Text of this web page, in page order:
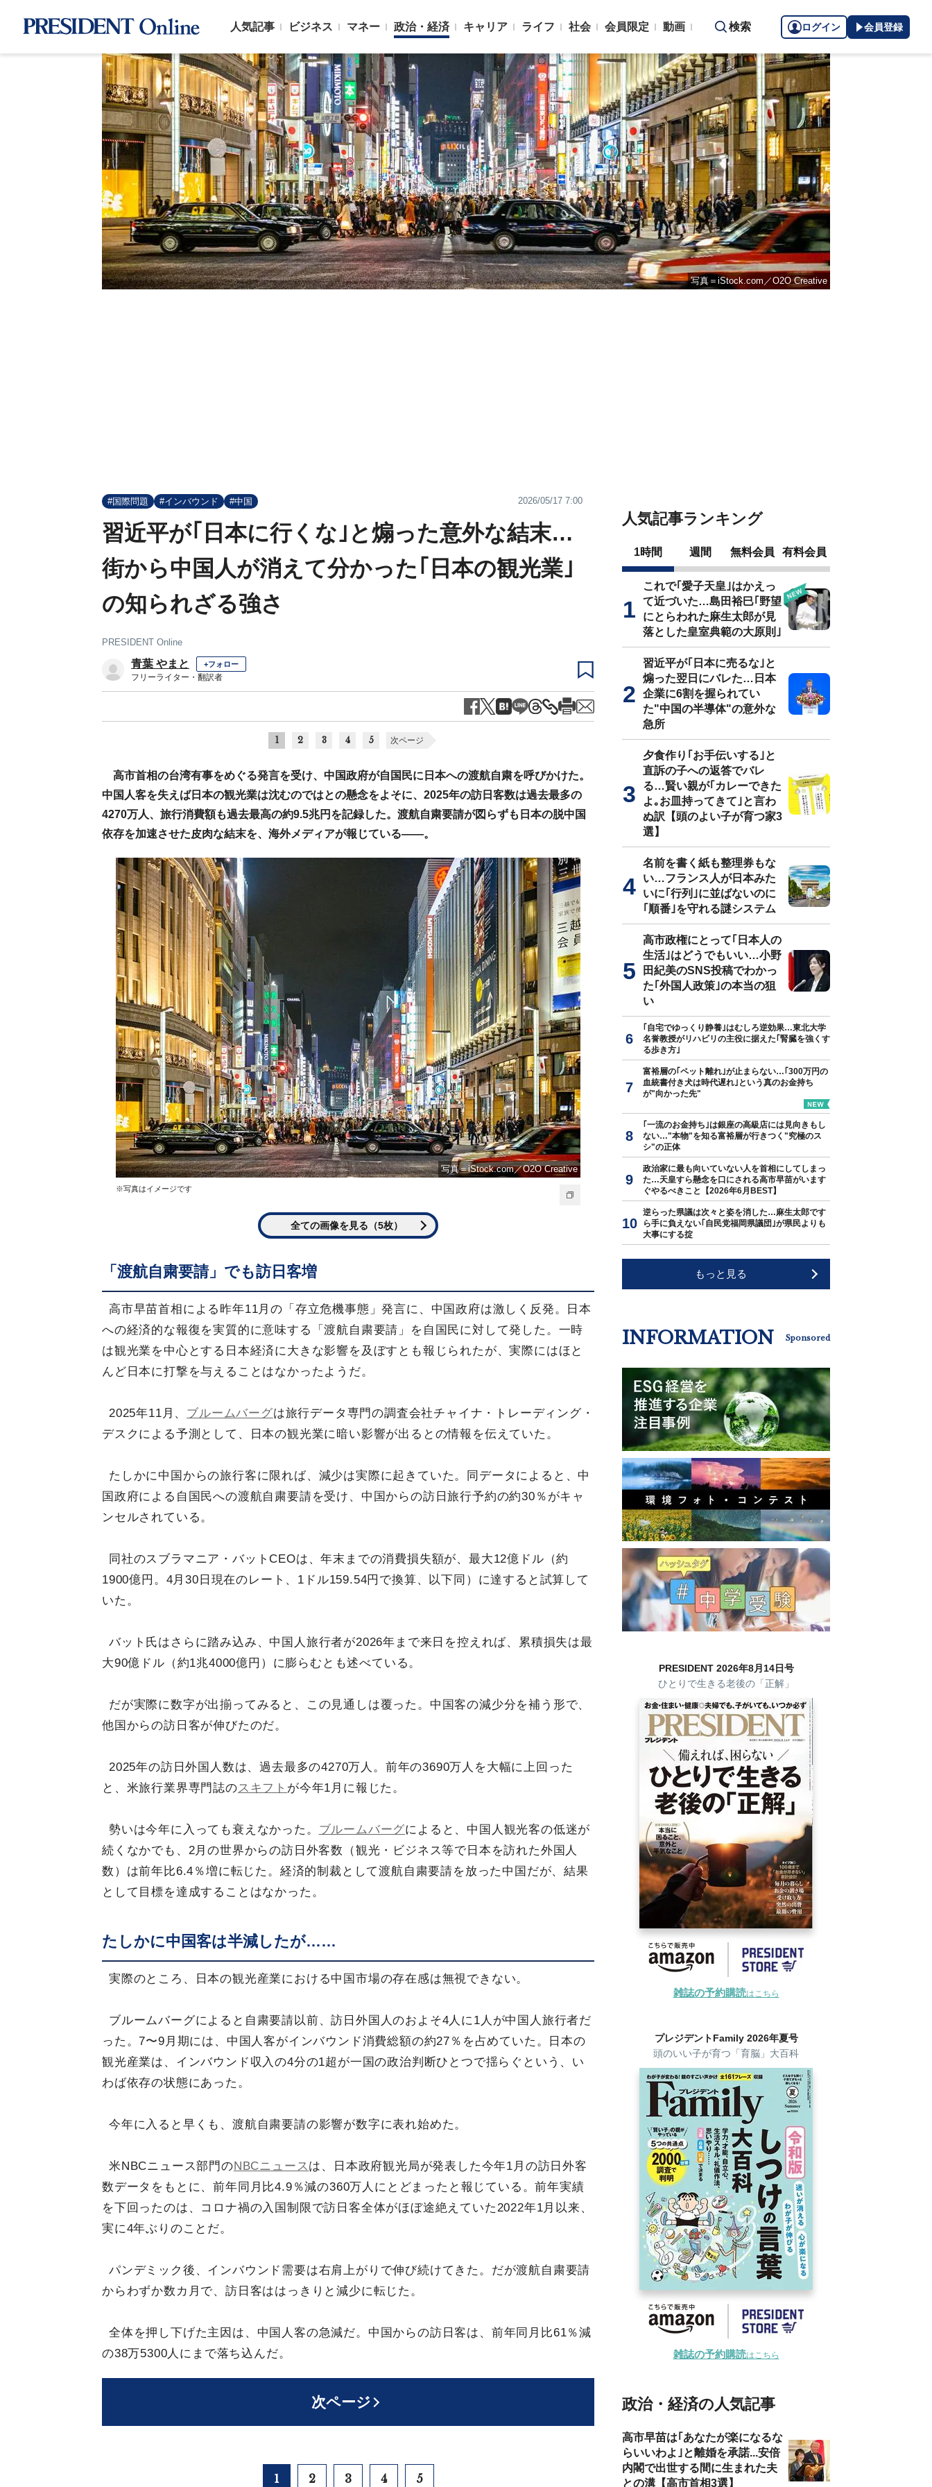
人気記事 ビジネス マネー 政治・経済 キャリア ライフ 社会 会員限定 動画 検索 ログイン 会員登録
写真＝iStock.com／O2O Creative
#国際問題 #インバウンド #中国 2026/05/17 7:00
習近平が｢日本に行くな｣と煽った意外な結末…
街から中国人が消えて分かった｢日本の観光業｣
の知られざる強さ
PRESIDENT Online
青葉 やまと +フォロー
フリーライター・翻訳者
1 2 3 4 5 次ページ
高市首相の台湾有事をめぐる発言を受け、中国政府が自国民に日本への渡航自粛を呼びかけた。
中国人客を失えば日本の観光業は沈むのではとの懸念をよそに、2025年の訪日客数は過去最多の
4270万人、旅行消費額も過去最高の約9.5兆円を記録した。渡航自粛要請が図らずも日本の脱中国
依存を加速させた皮肉な結末を、海外メディアが報じている――。
写真＝iStock.com／O2O Creative
※写真はイメージです
全ての画像を見る（5枚）
「渡航自粛要請」でも訪日客増
高市早苗首相による昨年11月の「存立危機事態」発言に、中国政府は激しく反発。日本
への経済的な報復を実質的に意味する「渡航自粛要請」を自国民に対して発した。一時
は観光業を中心とする日本経済に大きな影響を及ぼすとも報じられたが、実際にはほと
んど日本に打撃を与えることはなかったようだ。
2025年11月、 ブルームバーグは旅行データ専門の調査会社チャイナ・トレーディング・
デスクによる予測として、日本の観光業に暗い影響が出るとの情報を伝えていた。
たしかに中国からの旅行客に限れば、減少は実際に起きていた。同データによると、中
国政府による自国民への渡航自粛要請を受け、中国からの訪日旅行予約の約30％がキャ
ンセルされている。
同社のスブラマニア・バットCEOは、年末までの消費損失額が、最大12億ドル（約
1900億円。4月30日現在のレート、1ドル159.54円で換算、以下同）に達すると試算して
いた。
バット氏はさらに踏み込み、中国人旅行者が2026年まで来日を控えれば、累積損失は最
大90億ドル（約1兆4000億円）に膨らむとも述べている。
だが実際に数字が出揃ってみると、この見通しは覆った。中国客の減少分を補う形で、
他国からの訪日客が伸びたのだ。
2025年の訪日外国人数は、過去最多の4270万人。前年の3690万人を大幅に上回った
と、米旅行業界専門誌のスキフト が今年1月に報じた。
勢いは今年に入っても衰えなかった。 ブルームバーグによると、中国人観光客の低迷が
続くなかでも、2月の世界からの訪日外客数（観光・ビジネス等で日本を訪れた外国人
数）は前年比6.4％増に転じた。経済的制裁として渡航自粛要請を放った中国だが、結果
として目標を達成することはなかった。
たしかに中国客は半減したが……
実際のところ、日本の観光産業における中国市場の存在感は無視できない。
ブルームバーグによると自粛要請以前、訪日外国人のおよそ4人に1人が中国人旅行者だ
った。7〜9月期には、中国人客がインバウンド消費総額の約27％を占めていた。日本の
観光産業は、インバウンド収入の4分の1超が一国の政治判断ひとつで揺らぐという、い
わば依存の状態にあった。
今年に入ると早くも、渡航自粛要請の影響が数字に表れ始めた。
米NBCニュース部門のNBCニュースは、日本政府観光局が発表した今年1月の訪日外客
数データをもとに、前年同月比4.9％減の360万人にとどまったと報じている。前年実績
を下回ったのは、コロナ禍の入国制限で訪日客全体がほぼ途絶えていた2022年1月以来、
実に4年ぶりのことだ。
パンデミック後、インバウンド需要は右肩上がりで伸び続けてきた。だが渡航自粛要請
からわずか数カ月で、訪日客ははっきりと減少に転じた。
全体を押し下げた主因は、中国人客の急減だ。中国からの訪日客は、前年同月比61％減
の38万5300人にまで落ち込んだ。
次ページ
1 2 3 4 5
人気記事ランキング
1時間 週間 無料会員 有料会員
これで｢愛子天皇｣はかえっ
て近づいた…島田裕巳｢野望
にとらわれた麻生太郎が見
落とした皇室典範の大原則｣
習近平が｢日本に売るな｣と
煽った翌日にバレた…日本
企業に6割を握られてい
た"中国の半導体"の意外な
急所
夕食作り｢お手伝いする｣と
直訴の子への返答でバレ
る…賢い親が｢カレーできた
よ｡お皿持ってきて｣と言わ
ぬ訳【頭のよい子が育つ家3
選】
名前を書く紙も整理券もな
い…フランス人が日本みた
いに｢行列｣に並ばないのに
｢順番｣を守れる謎システム
高市政権にとって｢日本人の
生活｣はどうでもいい…小野
田紀美のSNS投稿でわかっ
た｢外国人政策｣の本当の狙
い
｢自宅でゆっくり静養｣はむしろ逆効果…東北大学
名誉教授がリハビリの主役に据えた｢腎臓を強くす
る歩き方｣
富裕層の｢ペット離れ｣が止まらない…｢300万円の
血統書付き犬は時代遅れ｣という真のお金持ち
が"向かった先"
｢一流のお金持ち｣は銀座の高級店には見向きもし
ない…"本物"を知る富裕層が行きつく"究極のス
シ"の正体
政治家に最も向いていない人を首相にしてしまっ
た…天皇すら懸念を口にされる高市早苗がいます
ぐやるべきこと【2026年6月BEST】
逆らった県議は次々と姿を消した…麻生太郎です
ら手に負えない｢自民党福岡県議団｣が県民よりも
大事にする掟
もっと見る
INFORMATION Sponsored
PRESIDENT 2026年8月14日号
ひとりで生きる老後の「正解」
雑誌の予約購読はこちら
プレジデントFamily 2026年夏号
頭のいい子が育つ「育脳」大百科
雑誌の予約購読はこちら
政治・経済の人気記事
高市早苗は｢あなたが楽になるな
らいいわよ｣と離婚を承諾...安倍
内閣で出世する間に生まれた夫
との溝【高市首相3選】